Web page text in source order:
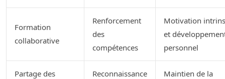
Formation
collaborative
Renforcement
des
compétences
Motivation
et
personnel
Partage des
Reconnaissance
Maintien de la